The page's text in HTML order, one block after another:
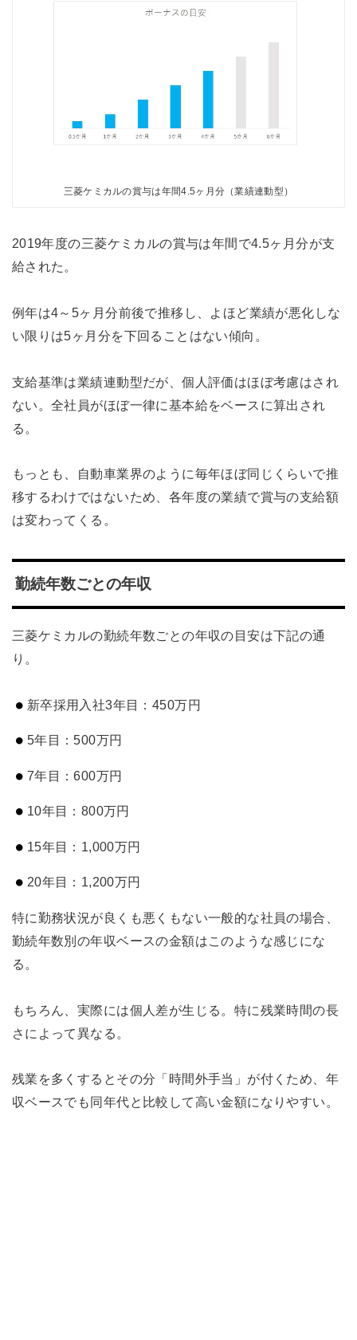
三菱ケミカルの賞与は年間4.5ヶ月分（業績連動型）
2019年度の三菱ケミカルの賞与は年間で4.5ヶ月分が支
給された。
例年は4～5ヶ月分前後で推移し、よほど業績が悪化しな
い限りは5ヶ月分を下回ることはない傾向。
支給基準は業績連動型だが、個人評価はほぼ考慮はされ
ない。全社員がほぼ一律に基本給をベースに算出され
る。
もっとも、自動車業界のように毎年ほぼ同じくらいで推
移するわけではないため、各年度の業績で賞与の支給額
は変わってくる。
勤続年数ごとの年収
三菱ケミカルの勤続年数ごとの年収の目安は下記の通
り。
新卒採用入社3年目：450万円
5年目：500万円
7年目：600万円
10年目：800万円
15年目：1,000万円
20年目：1,200万円
特に勤務状況が良くも悪くもない一般的な社員の場合、
勤続年数別の年収ベースの金額はこのような感じにな
る。
もちろん、実際には個人差が生じる。特に残業時間の長
さによって異なる。
残業を多くするとその分「時間外手当」が付くため、年
収ベースでも同年代と比較して高い金額になりやすい。